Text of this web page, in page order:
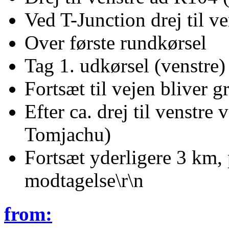
Ved T-Junction drej til
Over første rundkørsel
Tag 1. udkørsel
Fortsæt til vejen bliver
Efter ca. drej til venstre
Tomjachu)
Fortsæt yderligere 3
modtagelse\r\n
from: